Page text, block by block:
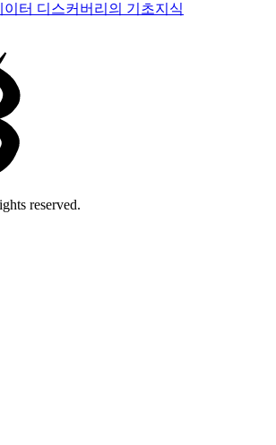
이터 디스커버리의 기초지식
reserved.